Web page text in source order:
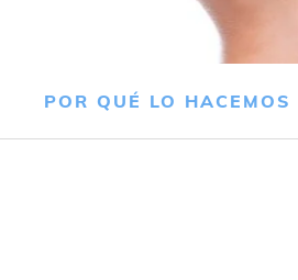
POR QUÉ LO HACEMOS